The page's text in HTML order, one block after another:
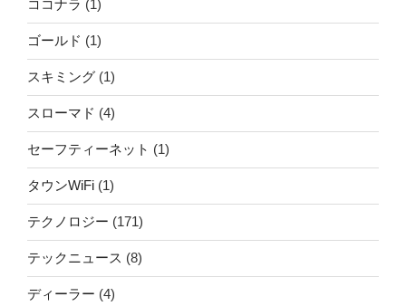
ココナラ (1)
ゴールド (1)
スキミング (1)
スローマド (4)
セーフティーネット (1)
タウンWiFi (1)
テクノロジー (171)
テックニュース (8)
ディーラー (4)